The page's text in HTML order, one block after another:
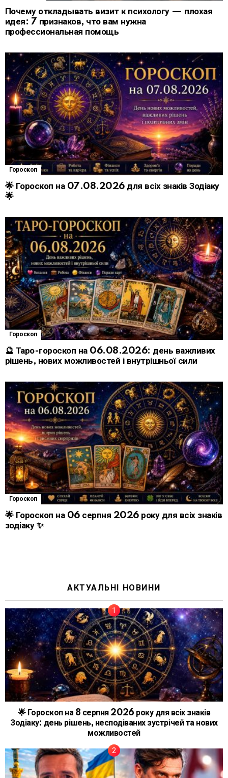
Почему откладывать визит к психологу — плохая
идея: 7 признаков, что вам нужна
профессиональная помощь
Гороскоп
🌟 Гороскоп на 07.08.2026 для всіх знаків Зодіаку
🌟
Гороскоп
🔮 Таро-гороскоп на 06.08.2026: день важливих
рішень, нових можливостей і внутрішньої сили
Гороскоп
🌟 Гороскоп на 06 серпня 2026 року для всіх знаків
зодіаку ✨
АКТУАЛЬНІ НОВИНИ
🌟 Гороскоп на 8 серпня 2026 року для всіх знаків
Зодіаку: день рішень, несподіваних зустрічей та нових
можливостей